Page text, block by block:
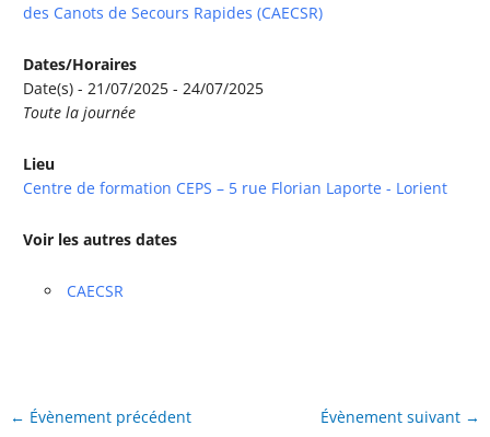
des Canots de Secours Rapides (CAECSR)
Dates/Horaires
Date(s) - 21/07/2025 - 24/07/2025
Toute la journée
Lieu
Centre de formation CEPS – 5 rue Florian Laporte - Lorient
Voir les autres dates
CAECSR
← Évènement précédent Évènement suivant →